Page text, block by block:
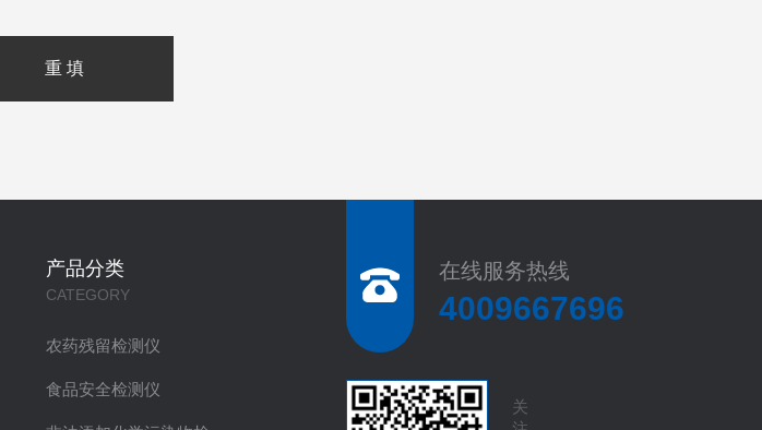
产品分类
CATEGORY
农药残留检测仪
食品安全检测仪
在线服务热线
4009667696
关